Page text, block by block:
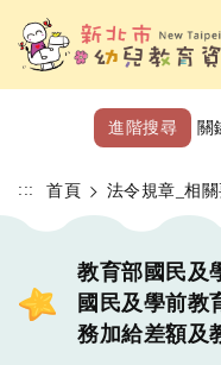
到
主
要
進階搜尋 關
::: 首頁 法令規章_相
教育部國民及
國民及學前教
務加給差額及